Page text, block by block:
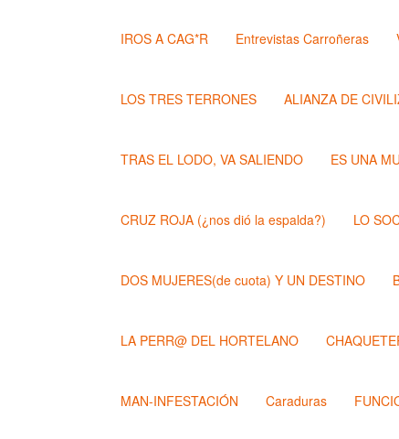
IROS A CAG*R Entrevistas Carroñeras
LOS TRES TERRONES ALIANZA DE
TRAS EL LODO, VA SALIENDO ES UNA
CRUZ ROJA (¿nos dió la espalda?) LO
DOS MUJERES(de cuota) Y UN DESTINO
LA PERR@ DEL HORTELANO
MAN-INFESTACIÓN Caraduras